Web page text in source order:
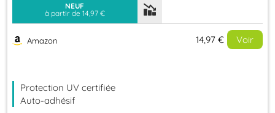
NEUF
à partir de 14,97 €
Amazon 14,97 € Voir
15
Protection UV certifiée
Auto-adhésif